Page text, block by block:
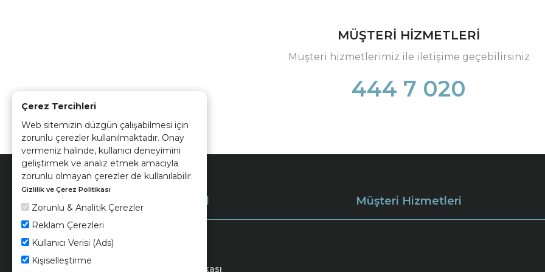
Çerez Tercihleri
Web sitemizin düzgün çalışabilmesi için
zorunlu çerezler kullanılmaktadır. Onay
vermeniz halinde, kullanıcı deneyimini
geliştirmek ve analiz etmek amacıyla
zorunlu olmayan çerezler de kullanılabilir.
Gizlilik ve Çerez Politikası
Zorunlu & Analitik Çerezler
Reklam Çerezleri
Kullanıcı Verisi (Ads)
Kişiselleştirme
MÜŞTERİ HİZMETLERİ
Müşteri hizmetlerimiz ile iletişime geçebilirsiniz
444 7 020
Müşteri Hizmetleri
Kvkk ve Çerez Politikası